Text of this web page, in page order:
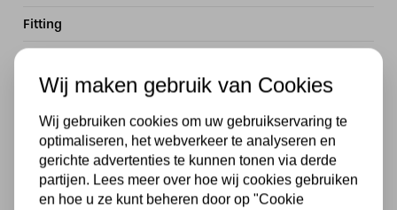
Fitting
Materiaal
Nikkel
Dimbaar
Ja, in combinatie met een externe dimmer
Wij maken gebruik van Cookies
Wij gebruiken cookies om uw gebruikservaring te
optimaliseren, het webverkeer te analyseren en
gerichte advertenties te kunnen tonen via derde
partijen. Lees meer over hoe wij cookies gebruiken
en hoe u ze kunt beheren door op "Cookie